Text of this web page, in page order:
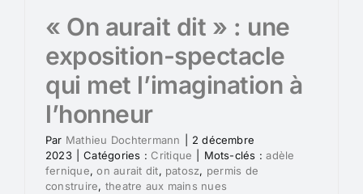
« On aurait dit » : une
exposition-spectacle
qui met l’imagination à
l’honneur
Par Mathieu Dochtermann
2 décembre
2023
Catégories : Critique Mots-clés :adèle
fernique,on aurait dit, patosz, permis de
construire, theatre aux mains nues